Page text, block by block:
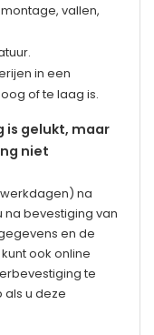
vallen,
in een
of te laag is.
is gelukt, maar
niet
na
na bevestiging van
en de
ook online
te
u deze